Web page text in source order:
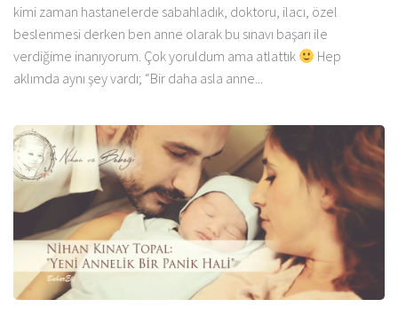
kimi zaman hastanelerde sabahladık, doktoru, ilacı, özel
beslenmesi derken ben anne olarak bu sınavı başarı ile
verdiğime inanıyorum. Çok yoruldum ama atlattık
Hep
aklımda aynı şey vardı; “Bir daha asla anne...